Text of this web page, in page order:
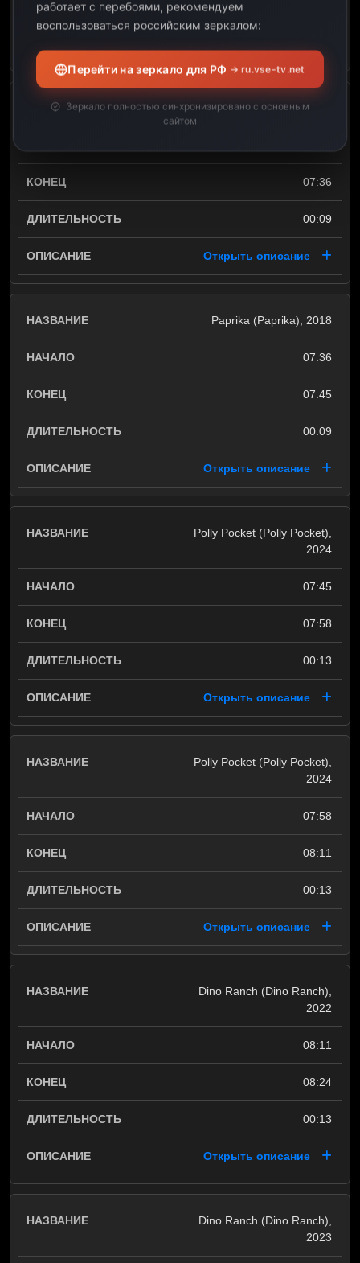
Paprika (Paprika), 2018
07:36
00:09
Открыть описание
Paprika (Paprika), 2018
07:36
07:45
00:09
Открыть описание
Polly Pocket (Polly Pocket),
2024
07:45
07:58
00:13
Открыть описание
Polly Pocket (Polly Pocket),
2024
07:58
08:11
00:13
Открыть описание
Dino Ranch (Dino Ranch),
2022
08:11
08:24
00:13
Открыть описание
Dino Ranch (Dino Ranch),
2023
работает с перебоями, рекомендуем
воспользоваться российским зеркалом:
Перейти на зеркало для РФ → ru.vse-tv.net
Зеркало полностью синхронизировано с основным
сайтом